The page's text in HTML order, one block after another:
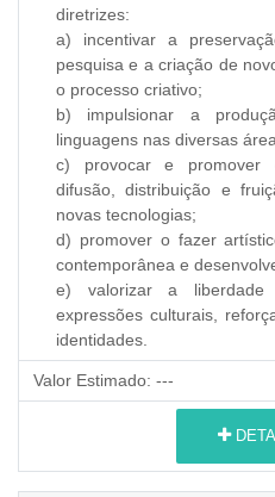
diretrizes:
a) incentivar a
pesquisa e a criação de
o processo criativo;
b) impulsionar a
linguagens nas diversas
c) provocar e promover
difusão, distribuição e
novas tecnologias;
d) promover o fazer
contemporânea e
e) valorizar a
expressões culturais,
identidades.
Valor Estimado: ---